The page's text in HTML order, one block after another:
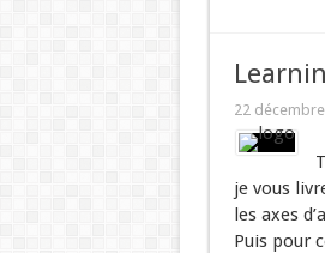
22
je vous
les axes
Puis pour